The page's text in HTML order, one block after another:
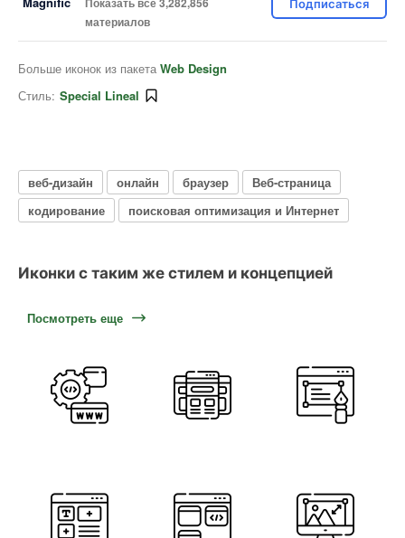
материалов
Подписаться
Больше иконок из пакета Web Design
Стиль: Special Lineal
веб-дизайн онлайн браузер
Веб-страница
кодирование
поисковая оптимизация и Интернет
Иконки с таким же стилем и концепцией
Посмотреть еще